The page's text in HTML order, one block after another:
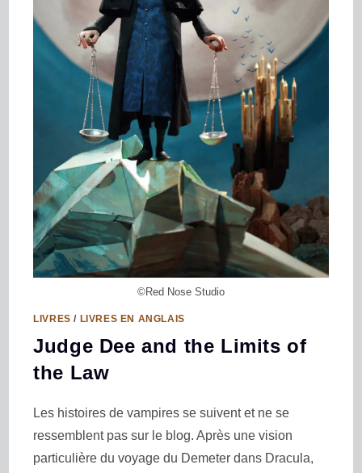
©Red Nose Studio
LIVRES / LIVRES EN ANGLAIS
Judge Dee and the Limits of
the Law
Les histoires de vampires se suivent et ne se
ressemblent pas sur le blog. Après une vision
particulière du voyage du Demeter dans Dracula,